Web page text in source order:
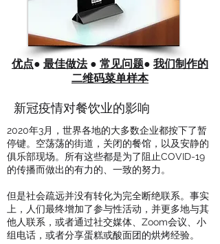
优点● 最佳做法● 常见问题● 我们制作的
二维码菜单样本
新冠疫情对餐饮业的影响
2020年3月，世界各地的大多数企业都按下了暂
停键。空荡荡的街道，关闭的餐馆，以及安静的
俱乐部现场。所有这些都是为了阻止COVID-19
的传播而做出的有力的、一致的努力。
但是社会疏远并没有转化为完全断绝联系。事实
上，人们最终增加了参与性活动，并更多地与其
他人联系，或者通过社交媒体、Zoom会议、小
组电话，或者分享蛋糕或酸面团的烘烤经验。